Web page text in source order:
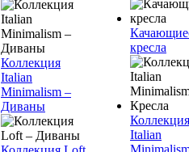
Коллекция
Italian
Minimalism –
Диваны
кресла
Коллекция
Italian